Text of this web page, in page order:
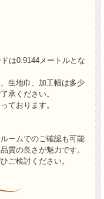
は0.9144メートルとな
生地巾、加工幅は多少
承ください。
ております。
ームでのご確認も可能
質の良さが魅力です。
ご検討ください。